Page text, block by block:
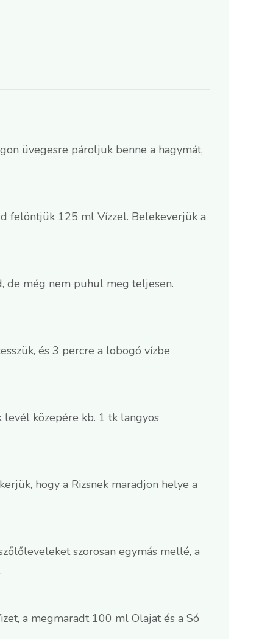
üvegesre pároljuk benne a hagymát,
felöntjük 125 ml Vízzel. Belekeverjük a
de még nem puhul meg teljesen.
és 3 percre a lobogó vízbe
közepére kb. 1 tk langyos
hogy a Rizsnek maradjon helye a
szorosan egymás mellé, a
a megmaradt 100 ml Olajat és a Só